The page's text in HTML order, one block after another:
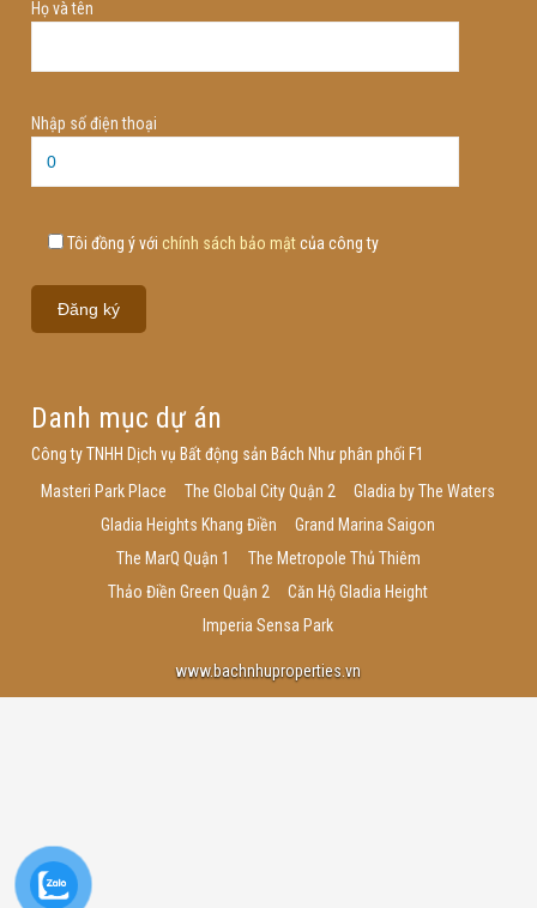
Họ và tên
Nhập số điện thoại
Tôi đồng ý với chính sách bảo mậtcủa công ty
Danh mục dự án
Công ty TNHH Dịch vụ Bất động sản Bách Như phân phối F1
Masteri Park Place
The Global City Quận 2
Gladia by The Waters
Gladia Heights Khang Điền
Grand Marina Saigon
The MarQ Quận 1
The Metropole Thủ Thiêm
Thảo Điền Green Quận 2
Căn Hộ Gladia Height
Imperia Sensa Park
www.bachnhuproperties.vn